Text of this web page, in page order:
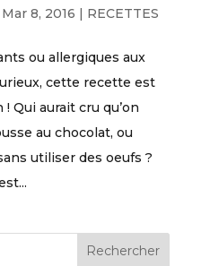
Mar 8, 2016 | RECETTES
ou allergiques aux
cette recette est
Qui aurait cru qu’on
au chocolat, ou
utiliser des oeufs ?
Rechercher